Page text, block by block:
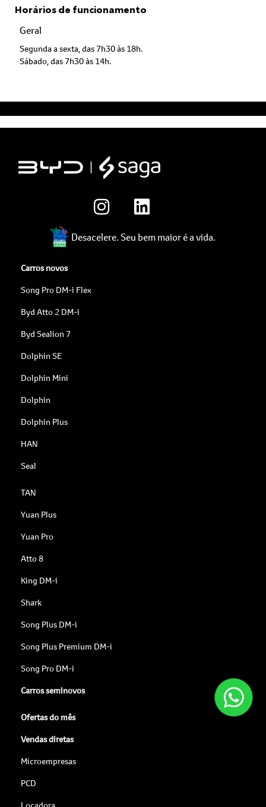
Geral
Segunda a sexta, das 7h30 às 18h.
Sábado, das 7h30 às 14h.
Desacelere. Seu bem maior é a vida.
Carros novos
Song Pro DM-i Flex
Byd Atto 2 DM-i
Byd Sealion 7
Dolphin SE
Dolphin Mini
Dolphin
Dolphin Plus
HAN
Seal
TAN
Yuan Plus
Yuan Pro
Atto 8
King DM-i
Shark
Song Plus DM-i
Song Plus Premium DM-i
Song Pro DM-i
Carros seminovos
Ofertas do mês
Vendas diretas
Microempresas
PCD